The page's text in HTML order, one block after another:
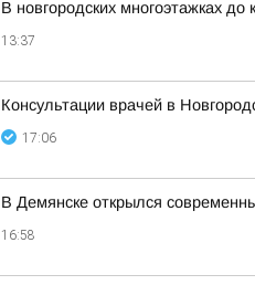
В новгородских многоэтажках
13:37
Консультации врачей в
17:06
В Демянске открылся
16:58